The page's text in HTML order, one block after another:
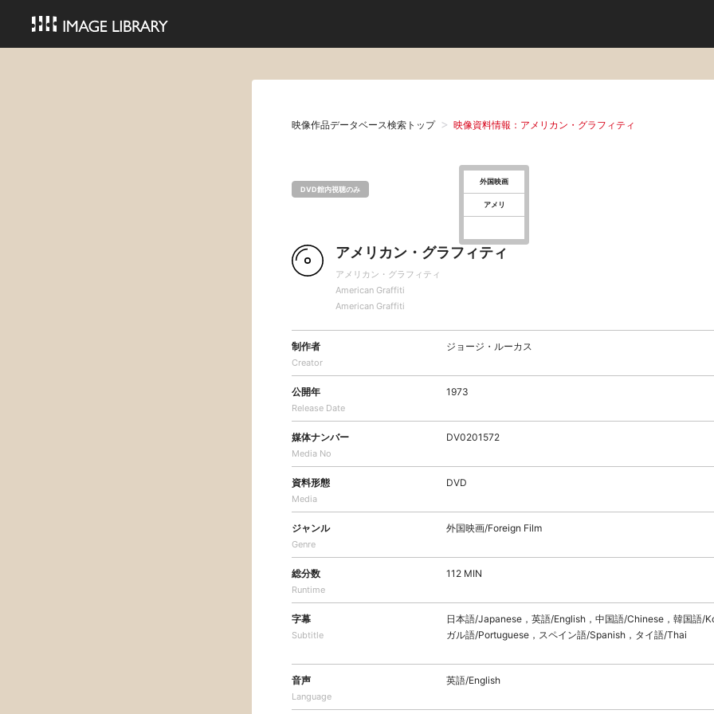
映像作品データベース検索トップ 映像資料情報：アメリカン・グラフィティ
DVD館内視聴のみ
外国映画
アメリ
アメリカン・グラフィティ
アメリカン・グラフィティ
American Graffiti
American Graffiti
制作者
Creator
ジョージ・ルーカス
公開年
Release Date
1973
媒体ナンバー
Media No
DV0201572
資料形態
Media
DVD
ジャンル
Genre
外国映画/Foreign Film
総分数
Runtime
112 MIN
字幕
Subtitle
日本語/Japanese，英語/English，中国語/Chinese，韓国語/
ガル語/Portuguese，スペイン語/Spanish，タイ語/Thai
音声
Language
英語/English